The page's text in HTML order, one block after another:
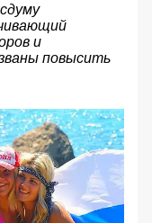
и
повысить